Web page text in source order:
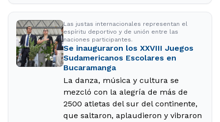
Las justas internacionales representan el
espíritu deportivo y de unión entre las
naciones participantes.
Se inauguraron los XXVIII Juegos
Sudamericanos Escolares en
Bucaramanga
La danza, música y cultura se
mezcló con la alegría de más de
2500 atletas del sur del continente,
que saltaron, aplaudieron y vibraron